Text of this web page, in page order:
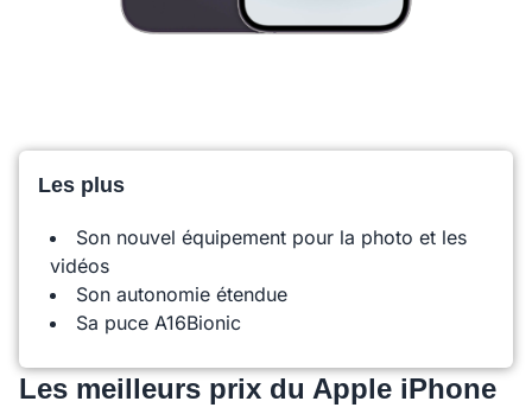
Les plus
Son nouvel équipement pour la photo et les
vidéos
Son autonomie étendue
Sa puce A16Bionic
Les meilleurs prix du Apple iPhone